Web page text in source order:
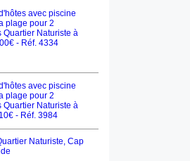
avec piscine
plage pour 2
Quartier Naturiste à
- Réf. 4334
avec piscine
plage pour 2
Quartier Naturiste à
- Réf. 3984
Naturiste, Cap